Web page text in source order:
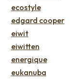
ecostyle
edgard cooper
eiwit
eiwitten
energique
eukanuba